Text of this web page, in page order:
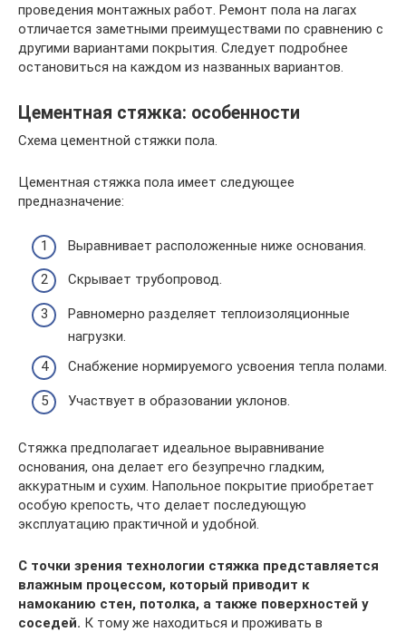
проведения монтажных работ. Ремонт пола на лагах
отличается заметными преимуществами по сравнению с
другими вариантами покрытия. Следует подробнее
остановиться на каждом из названных вариантов.
Цементная стяжка: особенности
Схема цементной стяжки пола.
Цементная стяжка пола имеет следующее
предназначение:
Выравнивает расположенные ниже основания.
Скрывает трубопровод.
Равномерно разделяет теплоизоляционные
нагрузки.
Снабжение нормируемого усвоения тепла полами.
Участвует в образовании уклонов.
Стяжка предполагает идеальное выравнивание
основания, она делает его безупречно гладким,
аккуратным и сухим. Напольное покрытие приобретает
особую крепость, что делает последующую
эксплуатацию практичной и удобной.
С точки зрения технологии стяжка представляется
влажным процессом, который приводит к
намоканию стен, потолка, а также поверхностей у
соседей. К тому же находиться и проживать в